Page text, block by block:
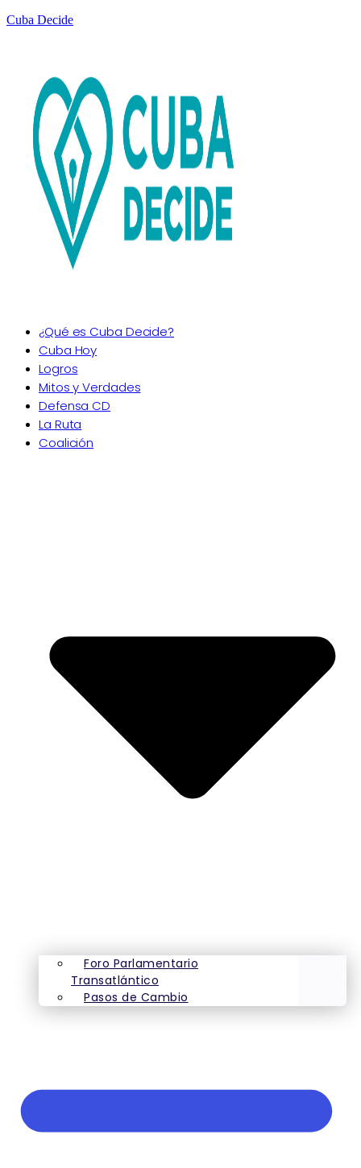
Cuba Decide
¿Qué es Cuba Decide?
Cuba Hoy
Logros
Mitos y Verdades
Defensa CD
La Ruta
Coalición
Foro Parlamentario
Transatlántico
Pasos de Cambio